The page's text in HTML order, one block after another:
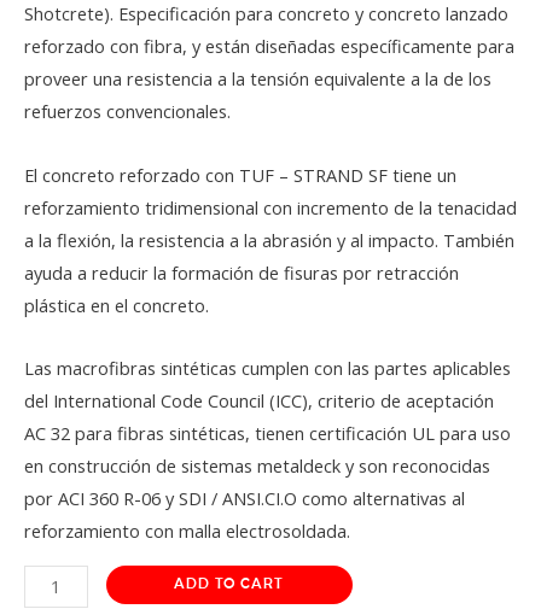
Shotcrete). Especificación para concreto y concreto lanzado
reforzado con fibra, y están diseñadas específicamente para
proveer una resistencia a la tensión equivalente a la de los
refuerzos convencionales.
El concreto reforzado con TUF – STRAND SF tiene un
reforzamiento tridimensional con incremento de la tenacidad
a la flexión, la resistencia a la abrasión y al impacto. También
ayuda a reducir la formación de fisuras por retracción
plástica en el concreto.
Las macrofibras sintéticas cumplen con las partes aplicables
del International Code Council (ICC), criterio de aceptación
AC 32 para fibras sintéticas, tienen certificación UL para uso
en construcción de sistemas metaldeck y son reconocidas
por ACI 360 R-06 y SDI / ANSI.CI.O como alternativas al
reforzamiento con malla electrosoldada.
ADD TO CART